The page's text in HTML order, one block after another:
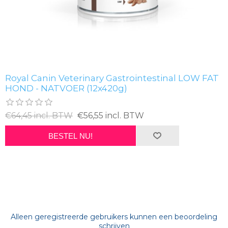
Royal Canin Veterinary Gastrointestinal LOW FAT
HOND - NATVOER (12x420g)
€64,45 incl. BTW €56,55 incl. BTW
BESTEL NU!
Alleen geregistreerde gebruikers kunnen een beoordeling
schrijven